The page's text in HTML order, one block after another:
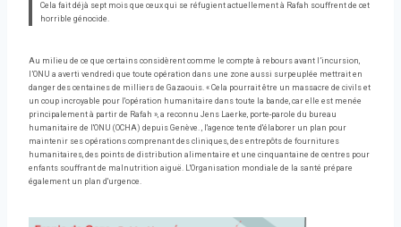
Cela fait déjà sept mois que ceux qui se réfugient actuellement à Rafah souffrent de cet
horrible génocide.
Au milieu de ce que certains considèrent comme le compte à rebours avant l’incursion,
l’ONU a averti vendredi que toute opération dans une zone aussi surpeuplée mettrait en
danger des centaines de milliers de Gazaouis. « Cela pourrait être un massacre de civils et
un coup incroyable pour l'opération humanitaire dans toute la bande, car elle est menée
principalement à partir de Rafah », a reconnu Jens Laerke, porte-parole du bureau
humanitaire de l'ONU (OCHA) depuis Genève. , l'agence tente d'élaborer un plan pour
maintenir ses opérations comprenant des cliniques, des entrepôts de fournitures
humanitaires, des points de distribution alimentaire et une cinquantaine de centres pour
enfants souffrant de malnutrition aiguë. L'Organisation mondiale de la santé prépare
également un plan d'urgence.